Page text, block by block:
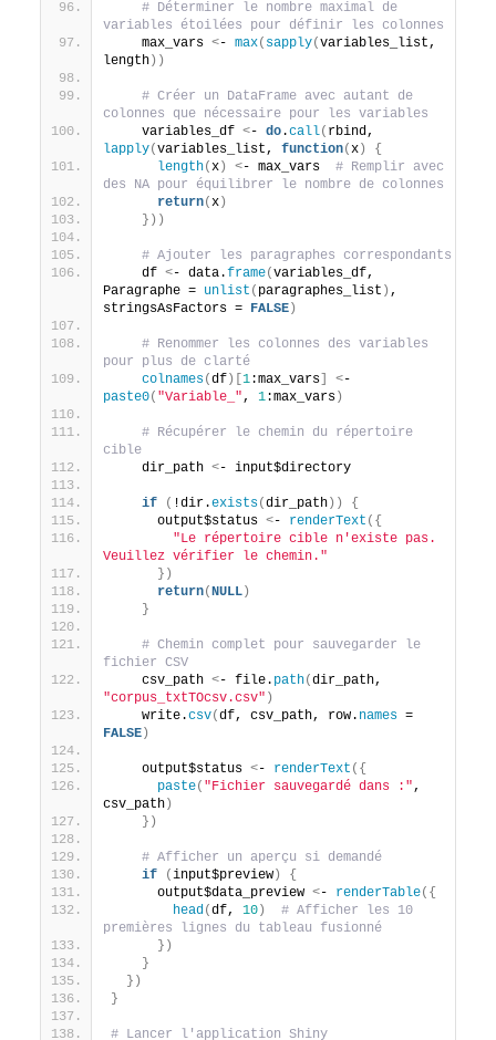
# Déterminer le nombre maximal de
variables étoilées pour définir les colonnes
    max_vars
<- max( sapply(variables_list,
length))
# Créer un DataFrame avec autant de
colonnes que nécessaire pour les variables
    variables_df
<- do.call(
lapply(variables_list, function(x)
{
length(x) <- max_vars # Remplir avec
des NA pour équilibrer le nombre de colonnes
return(x)
}))
# Ajouter les paragraphes correspondants
    df
<- data.frame(variables_df,
Paragraphe = unlist ( paragraphes_list ) ,
stringsAsFactors = FALSE)
# Renommer les colonnes des variables
pour plus de clarté
colnames(df)[ 1:max_vars] <
paste0( "Variable_", 1:max_vars)
# Récupérer le chemin du répertoire
cible
    dir_path
<- input$directory
if ( !dir.exists(dir_path))
{
      output$status
<- renderText ({
"Le répertoire cible n'existe pas.
Veuillez vérifier le chemin."
})
return(NULL)
}
# Chemin complet pour sauvegarder le
fichier CSV
    csv_path
<- file. path(
"corpus_txtTOcsv.csv" )
    write.
csv(df, csv_path, row. names
=
FALSE)
    output$status
<- renderText ({
paste( "Fichier sauvegardé dans :",
csv_path)
})
# Afficher un aperçu si demandé
if
(input$preview)
{
      output$data_preview
<- renderTable({
head(df, 10)
# Afficher les 10
premières lignes du tableau fusionné
})
}
})
}
# Lancer l'application Shiny